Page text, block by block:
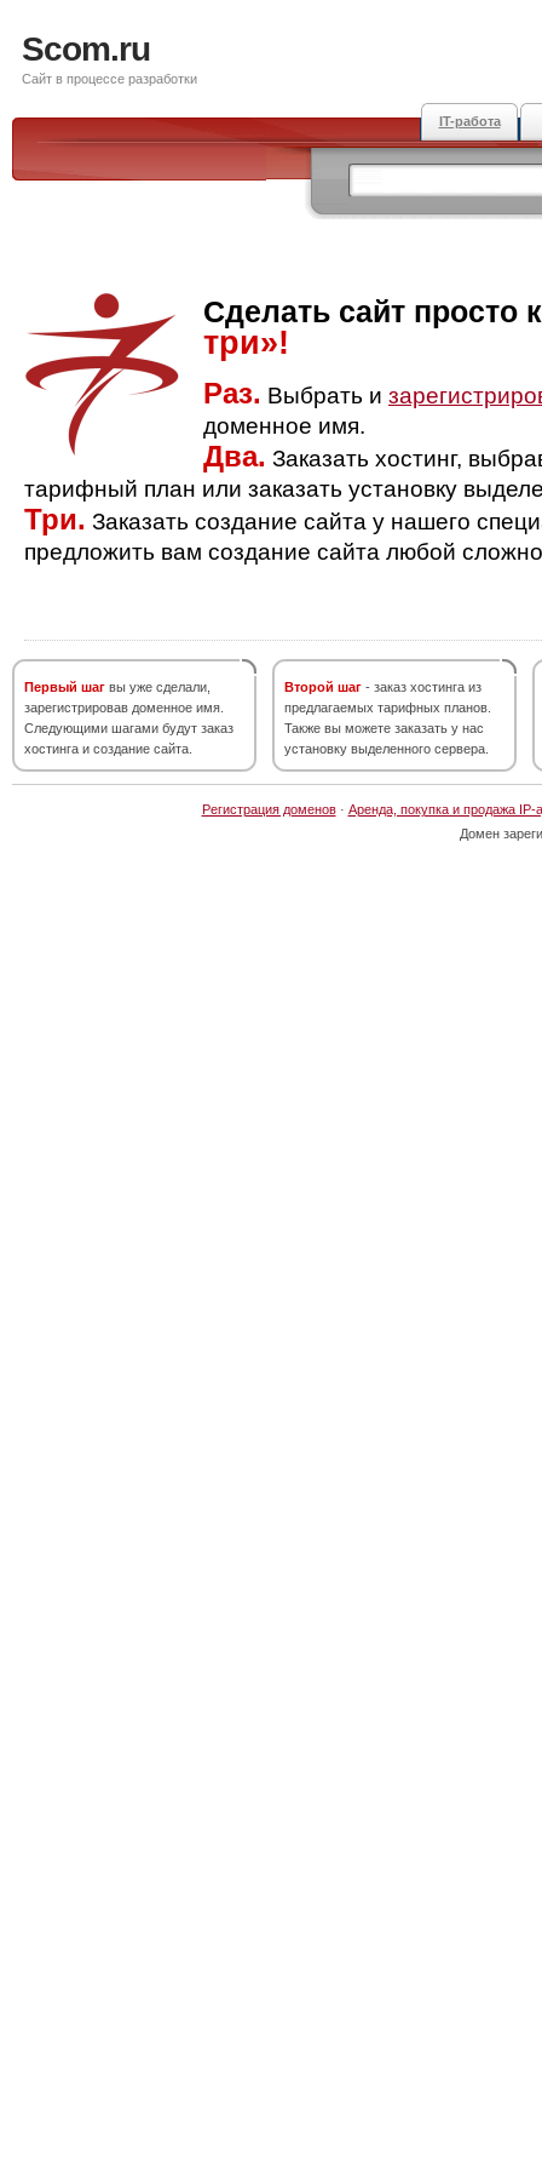
Scom.ru
Сайт в процессе разработки
IT-работа
Сделать сайт просто
три»!
Раз. Выбрать и
доменное имя.
Два. Заказать хостинг,
тарифный план или заказать установку
Три. Заказать создание сайта у нашего
предложить вам создание сайта любой
Первый шаг вы уже сделали,
зарегистрировав доменное имя.
Следующими шагами будут заказ
хостинга и создание сайта.
Второй шаг - заказ хостинга из
предлагаемых тарифных планов.
Также вы можете заказать у нас
установку выделенного сервера.
Регистрация доменов· Аренда, покупка и продажа IP-
Домен